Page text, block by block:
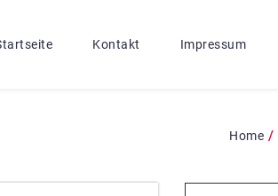
Kontakt Impressum
Home /